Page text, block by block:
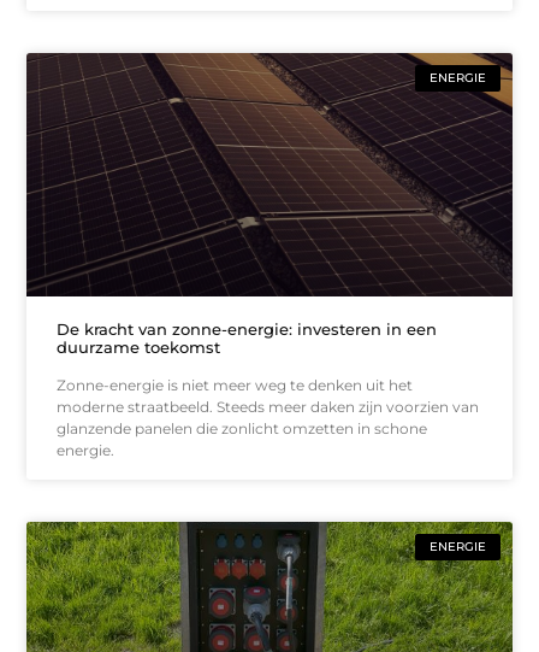
ENERGIE
De kracht van zonne-energie: investeren in een
duurzame toekomst
Zonne-energie is niet meer weg te denken uit het
moderne straatbeeld. Steeds meer daken zijn voorzien van
glanzende panelen die zonlicht omzetten in schone
energie.
ENERGIE